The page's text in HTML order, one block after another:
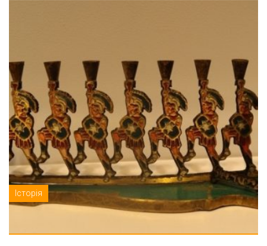
Історія